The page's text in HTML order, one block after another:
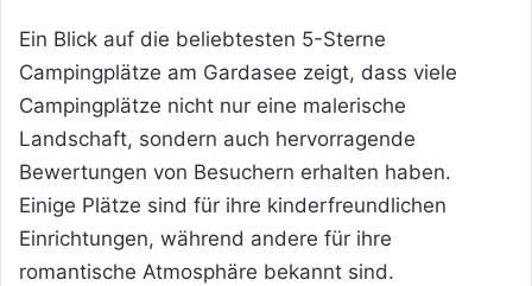
Ein Blick auf die beliebtesten 5-Sterne
Campingplätze am Gardasee zeigt, dass viele
Campingplätze nicht nur eine malerische
Landschaft, sondern auch hervorragende
Bewertungen von Besuchern erhalten haben.
Einige Plätze sind für ihre kinderfreundlichen
Einrichtungen, während andere für ihre
romantische Atmosphäre bekannt sind.